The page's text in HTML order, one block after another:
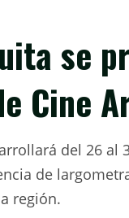
se
Cine
del 26 al
de
región.